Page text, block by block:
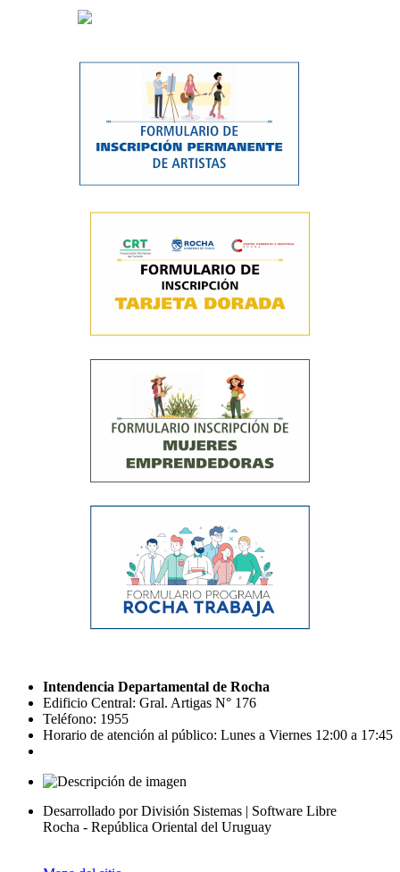
Intendencia Departamental de Rocha
Edificio Central: Gral. Artigas N° 176
Teléfono: 1955
Horario de atención al público: Lunes a Viernes 12:00 a 17:45
Desarrollado por División Sistemas | Software Libre
Rocha - República Oriental del Uruguay